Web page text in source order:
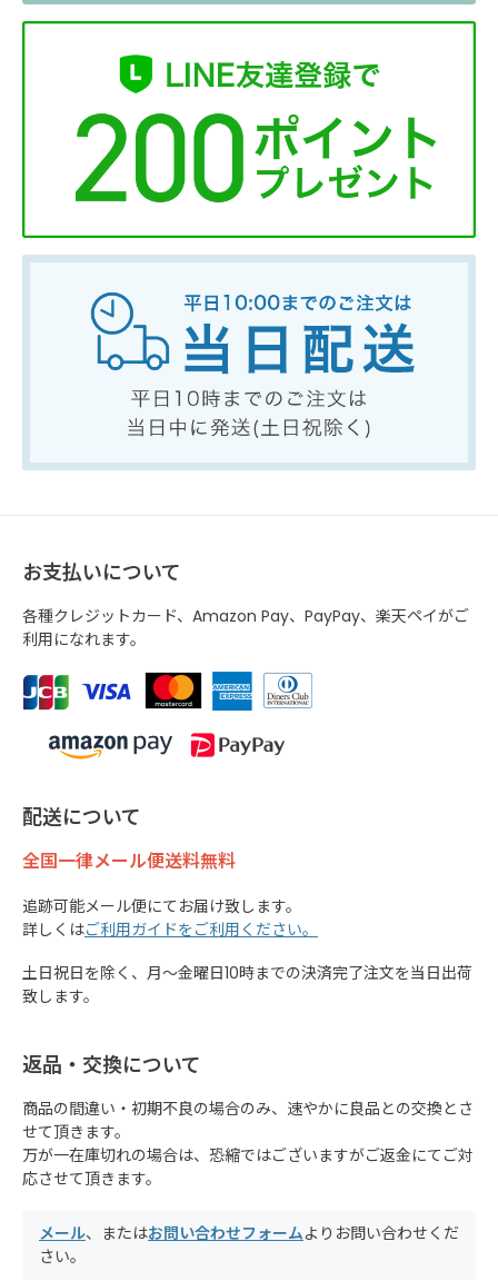
お支払いについて
各種クレジットカード、Amazon Pay、PayPay、楽天ペイがご
利用になれます。
配送について
全国一律メール便送料無料
追跡可能メール便にてお届け致します。
詳しくはご利用ガイドをご利用ください。
土日祝日を除く、月～金曜日10時までの決済完了注文を当日出荷
致します。
返品・交換について
商品の間違い・初期不良の場合のみ、速やかに良品との交換とさ
せて頂きます。
万が一在庫切れの場合は、恐縮ではございますがご返金にてご対
応させて頂きます。
メール、またはお問い合わせフォームよりお問い合わせくだ
さい。